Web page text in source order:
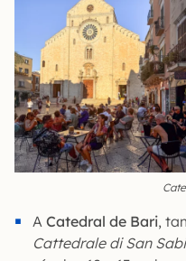
A Catedral de Bari,
Cattedrale di San